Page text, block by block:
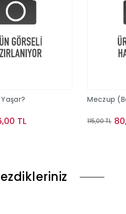
TL
Meczup
115,00 TL